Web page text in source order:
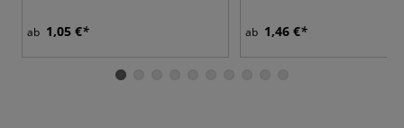
ab 1,05 € ab 1,46 €